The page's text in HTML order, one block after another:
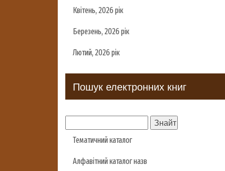
Квітень, 2026 рік
Березень, 2026 рік
Лютий, 2026 рік
Пошук електронних книг
Тематичний каталог
Алфавітний каталог назв